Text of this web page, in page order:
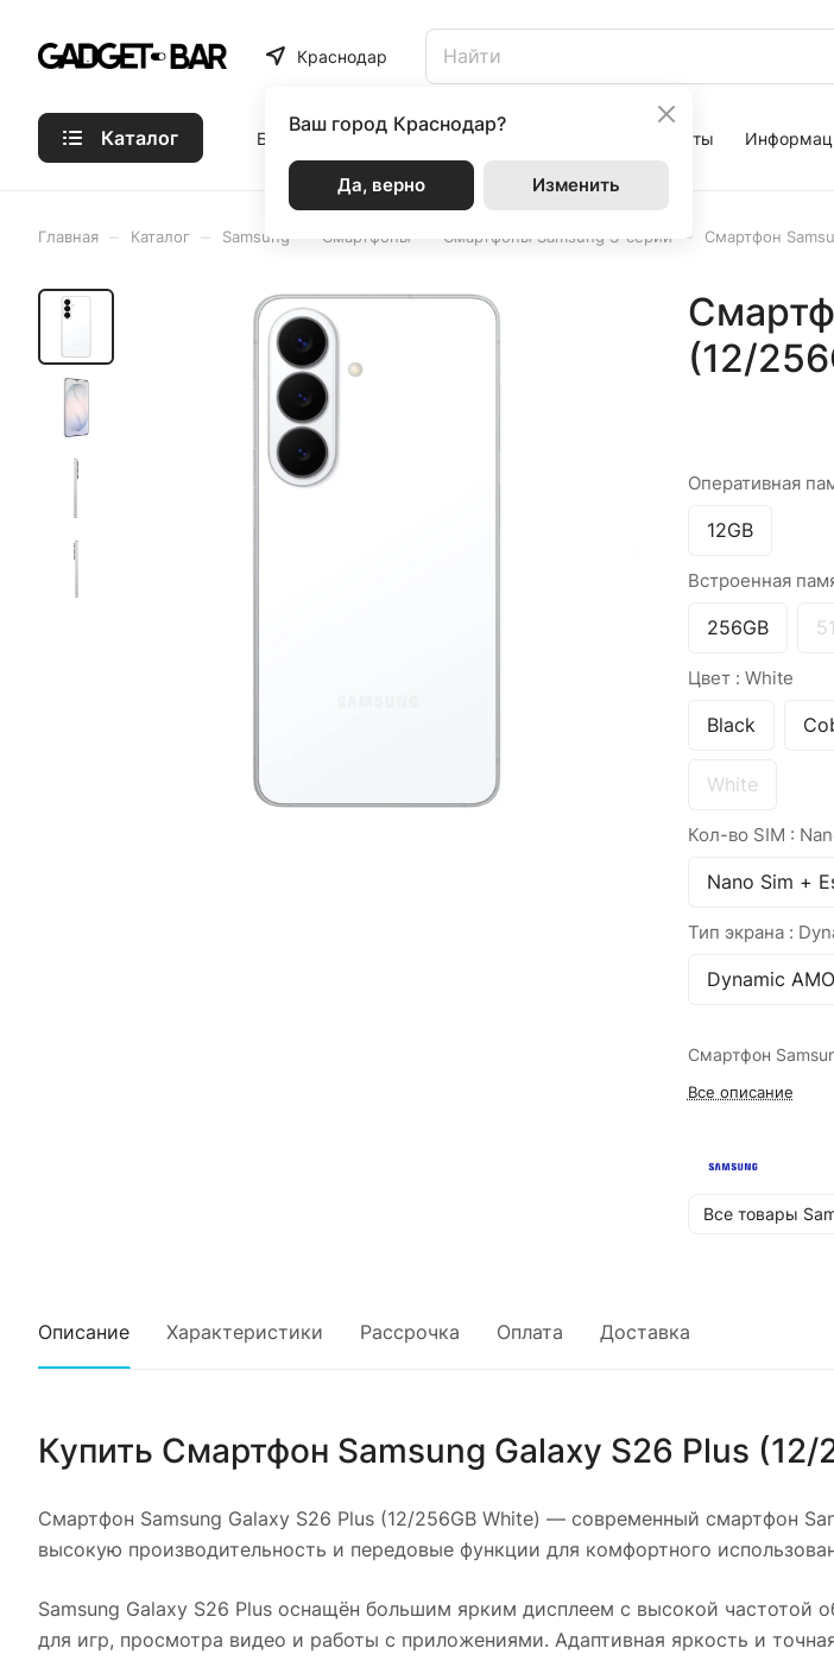
Краснодар
Ваш город Краснодар?
Да, верно Изменить
Каталог Бренды Статьи Акции Контакты
Главная Каталог Samsung Смартфоны Смартфоны Samsung S-серии – Смартфон
(12/
Оперативная
12GB
Встроенная
256GB
Цвет : White
Black
White
Кол-во SIM :
Nano Sim +
Тип экрана :
Dynamic
Смартфон
Все описание
Все товары
Описание Характеристики Рассрочка Оплата Доставка
Купить Смартфон Samsung Galaxy S26 Plus (12/
Смартфон Samsung Galaxy S26 Plus (12/256GB White) — современный смартфон
высокую производительность и передовые функции для комфортного
Samsung Galaxy S26 Plus оснащён большим ярким дисплеем с высокой
для игр, просмотра видео и работы с приложениями. Адаптивная яркость и